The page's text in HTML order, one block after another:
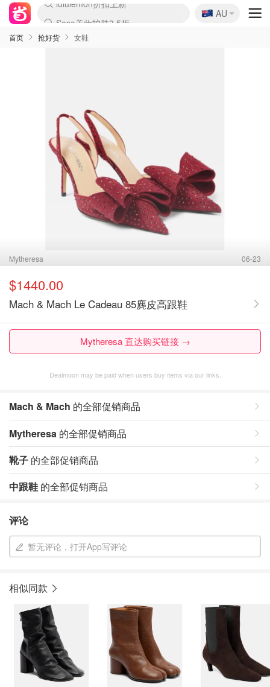
lululemon折扣上新
SSENSE年中3折
FreshBeauty好价汇总
Cettire降价+叠9折
WWS Coles超市实拍
viagogo二手票捡漏
Myer超级周末1折
The Outnet奢牌1折起
David Jones 3折起
Flannels大牌1折
Perfumes Club护肤1折
AMIRO返校季6.2折
Amazon折扣汇总
eToro入金$200送$50
Amazon数码好物
ICONIC本周7.5折
ThedoubleF高奢地板价
Moose Knuckles 6折
丝芙兰5折起
EUFY官网3.7折起
Selenichast首饰2折
Trip机票酒店促销
YSL送5件彩妆礼
Amazon家居好物
Amazon美妆护肤
雅漾大喷$8
过敏原检测盒$33
伊索独家赠50ml沐浴露
科颜氏清仓3折
SEALIFE海洋馆门票6折
丝塔芙大白罐$16
订阅Newsletter送香薰
Cult Beauty 6.8折
Harrods圣诞日历2.3折
LN-CC奢牌私促3折
d'Alba空姐喷雾$16
EVE LOM套装逆天2折
Bernardelli独家4折
Adore Beauty 6折起
CT圣诞日历
Mytheresa奢品2.7折
Luxury Escapes 9折
Currentbody美容仪9折
MOON Garden Live
Roborock扫地机3.7折
Tingo Life水杯$24
Valentino官网5折
CR洗发护发6.3折
修丽可套装7.4折
Myer彩妆2件7折
GANNI官网4.5折
Stylevana韩妆4折
Tessabit高奢8.5折
OGX洗护4折
Amazon阿德莱德次日达
卡诗8.5折+赠礼
Philips Hue灯具8折
🇦🇺
AU
首页 抢好货 女鞋
Mytheresa 06-23
$1440.00
Mach & Mach Le Cadeau 85麂皮高跟鞋
Mytheresa 直达购买链接 →
Dealmoon may be paid when users buy items via our links.
Mach & Mach 的全部促销商品
Mytheresa 的全部促销商品
靴子 的全部促销商品
中跟鞋 的全部促销商品
评论
暂无评论，打开App写评论
相似同款